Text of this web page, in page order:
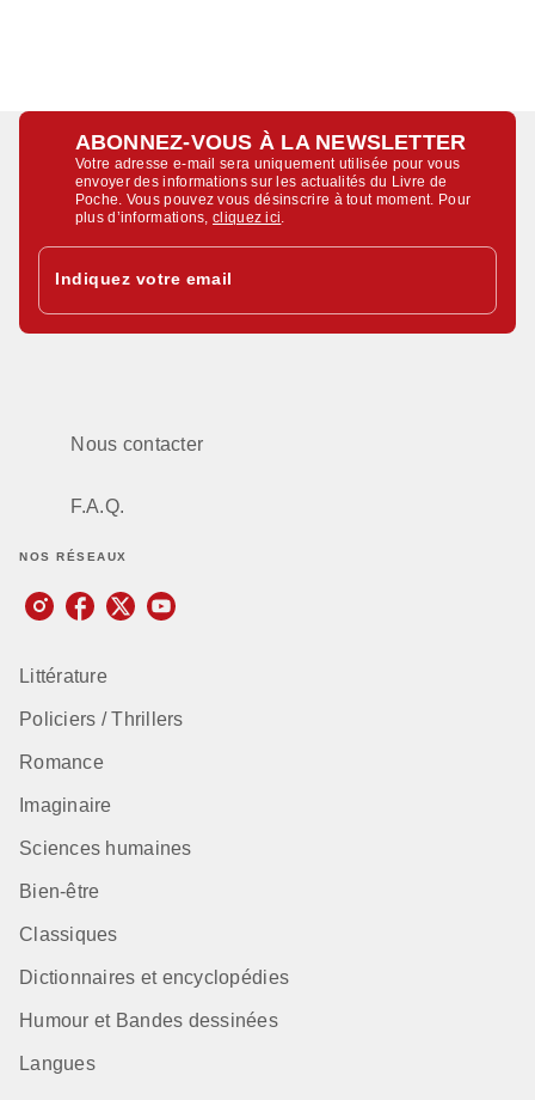
ABONNEZ-VOUS À LA NEWSLETTER
Votre adresse e-mail sera uniquement utilisée pour vous
envoyer des informations sur les actualités du Livre de
Poche. Vous pouvez vous désinscrire à tout moment. Pour
plus d’informations,cliquez ici
Indiquez votre email
Nous contacter
F.A.Q.
NOS RÉSEAUX
Littérature
Policiers / Thrillers
Romance
Imaginaire
Sciences humaines
Bien-être
Classiques
Dictionnaires et encyclopédies
Humour et Bandes dessinées
Langues